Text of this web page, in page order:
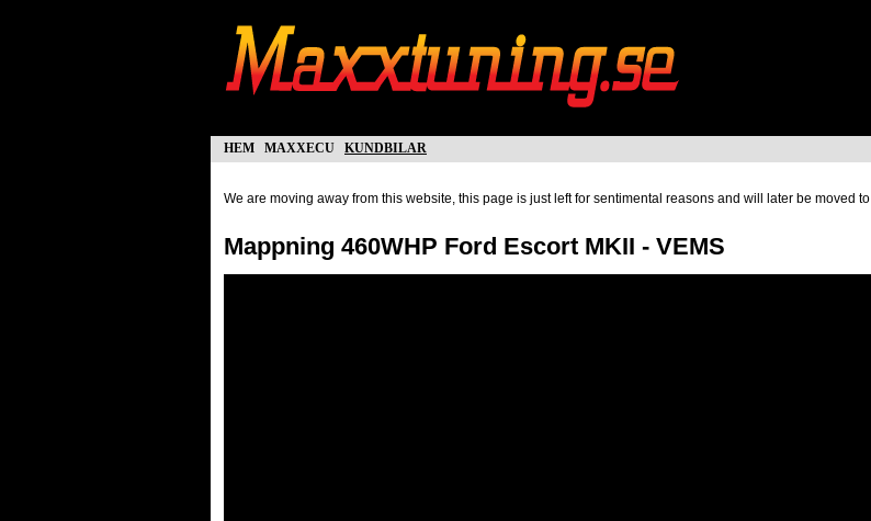
hem maxxecu kundbilar
We are moving away from this website, this page is just left for sentimental reasons and will later be moved to
Mappning 460WHP Ford Escort MKII - VEMS